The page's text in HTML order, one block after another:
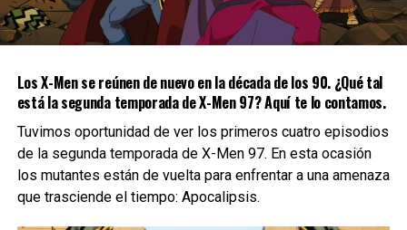
Los X-Men se reúnen de nuevo en la década de los 90. ¿Qué tal
está la segunda temporada de X-Men 97? Aquí te lo contamos.
Tuvimos oportunidad de ver los primeros cuatro episodios
de la segunda temporada de X-Men 97. En esta ocasión
los mutantes están de vuelta para enfrentar a una amenaza
que trasciende el tiempo: Apocalipsis.